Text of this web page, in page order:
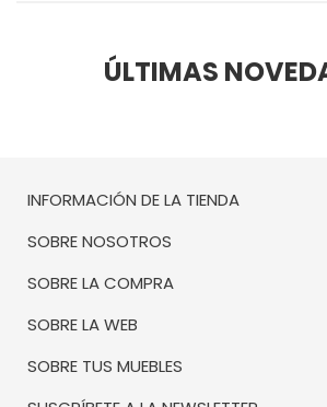
ÚLTIMAS
INFORMACIÓN DE LA TIENDA
SOBRE NOSOTROS
SOBRE LA COMPRA
SOBRE LA WEB
SOBRE TUS MUEBLES